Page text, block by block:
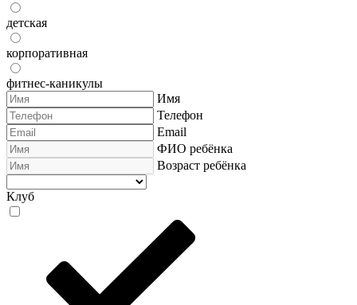
детская
корпоративная
фитнес-каникулы
Имя
Телефон
Email
ФИО ребёнка
Возраст ребёнка
Клуб